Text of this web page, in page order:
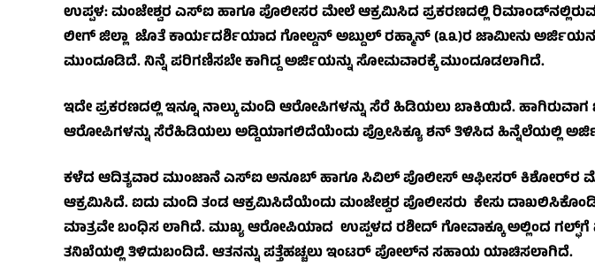
ಉಪ್ಪಳ: ಮಂಜೇಶ್ವರ ಎಸ್‌ಐ ಹಾಗೂ ಪೊಲೀಸರ ಮೇಲೆ ಆಕ್ರಮಿಸಿದ ಪ್ರಕರಣದಲ್ಲಿ
ಲೀಗ್ ಜಿಲ್ಲಾ ಜೊತೆ ಕಾರ್ಯದರ್ಶಿಯಾದ ಗೋಲ್ಡನ್ ಅಬ್ದುಲ್ ರಹ್ಮಾನ್ (೩೩)ರ ಜಾಮೀನು
ಮುಂದೂಡಿದೆ. ನಿನ್ನೆ ಪರಿಗಣಿಸಬೇ ಕಾಗಿದ್ದ ಅರ್ಜಿಯನ್ನು ಸೋಮವಾರಕ್ಕೆ ಮುಂದೂಡಲಾಗಿದೆ.
ಇದೇ ಪ್ರಕರಣದಲ್ಲಿ ಇನ್ನೂ ನಾಲ್ಕು ಮಂದಿ ಆರೋಪಿಗಳನ್ನು ಸೆರೆ ಹಿಡಿಯಲು ಬಾಕಿಯಿದೆ.
ಆರೋಪಿಗಳನ್ನು ಸೆರೆಹಿಡಿಯಲು ಅಡ್ಡಿಯಾಗಲಿದೆಯೆಂದು ಪ್ರೋಸಿಕ್ಯೂ ಶನ್ ತಿಳಿಸಿದ ಹಿನ್ನೆಲೆಯಲ್ಲಿ
ಕಳೆದ ಆದಿತ್ಯವಾರ ಮುಂಜಾನೆ ಎಸ್‌ಐ ಅನೂಬ್ ಹಾಗೂ ಸಿವಿಲ್ ಪೊಲೀಸ್ ಆಫೀಸರ್ ಕಿಶೋರ್‌ರ
ಆಕ್ರಮಿಸಿದೆ. ಐದು ಮಂದಿ ತಂಡ ಆಕ್ರಮಿಸಿದೆಯೆಂದು ಮಂಜೇಶ್ವರ ಪೊಲೀಸರು ಕೇಸು ದಾಖಲಿಸಿಕೊಂಡಿ
ಮಾತ್ರವೇ ಬಂಧಿಸ ಲಾಗಿದೆ. ಮುಖ್ಯ ಆರೋಪಿಯಾದ ಉಪ್ಪಳದ ರಶೀದ್ ಗೋವಾಕ್ಕೂ ಅಲ್ಲಿಂದ ಗಲ್ಫ್‌ಗೆ
ತನಿಖೆಯಲ್ಲಿ ತಿಳಿದುಬಂದಿದೆ. ಆತನನ್ನು ಪತ್ತೆಹಚ್ಚಲು ಇಂಟರ್ ಪೋಲ್‌ನ ಸಹಾಯ ಯಾಚಿಸಲಾಗಿದೆ.